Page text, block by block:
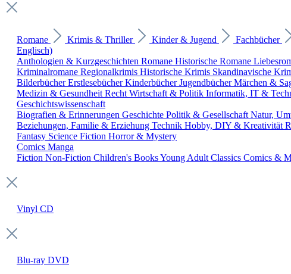
Romane Krimis & Thriller Kinder & Jugend Fachbücher
Englisch)
Anthologien & Kurzgeschichten Romane Historische Romane
Kriminalromane Regionalkrimis Historische Krimis Skandinavische
BilderbücherErstlesebücherKinderbücherJugendbücherMärchen &
Medizin & Gesundheit Recht Wirtschaft & Politik Informatik, IT &
Geschichtswissenschaft
Biografien & Erinnerungen Geschichte Politik & Gesellschaft Natur,
Beziehungen, Familie & Erziehung Technik Hobby, DIY & Kreativität
Fantasy Science Fiction Horror & Mystery
Comics Manga
Fiction Non-Fiction Children's BooksYoung Adult Classics Comics &
Vinyl CD
Blu-ray DVD